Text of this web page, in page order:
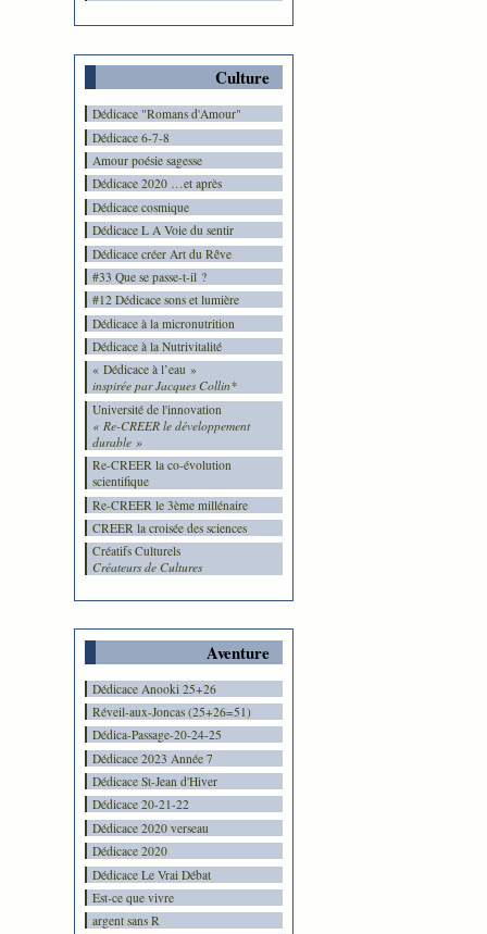
Culture
Dédicace "Romans d'Amour"
Dédicace 6-7-8
Amour poésie sagesse
Dédicace 2020 …et après
Dédicace cosmique
Dédicace L A Voie du sentir
Dédicace créer Art du Rêve
#33 Que se passe-t-il ?
#12 Dédicace sons et lumière
Dédicace à la micronutrition
Dédicace à la Nutrivitalité
« Dédicace à l’eau »
inspirée par Jacques Collin*
Université de l'innovation
« Re-CREER le développement
durable »
Re-CREER la co-évolution
scientifique
Re-CREER le 3ème millénaire
CREER la croisée des sciences
Créatifs Culturels
Créateurs de Cultures
Aventure
Dédicace Anooki 25+26
Réveil-aux-Joncas (25+26=51)
Dédica-Passage-20-24-25
Dédicace 2023 Année 7
Dédicace St-Jean d'Hiver
Dédicace 20-21-22
Dédicace 2020 verseau
Dédicace 2020
Dédicace Le Vrai Débat
Est-ce que vivre
argent sans R